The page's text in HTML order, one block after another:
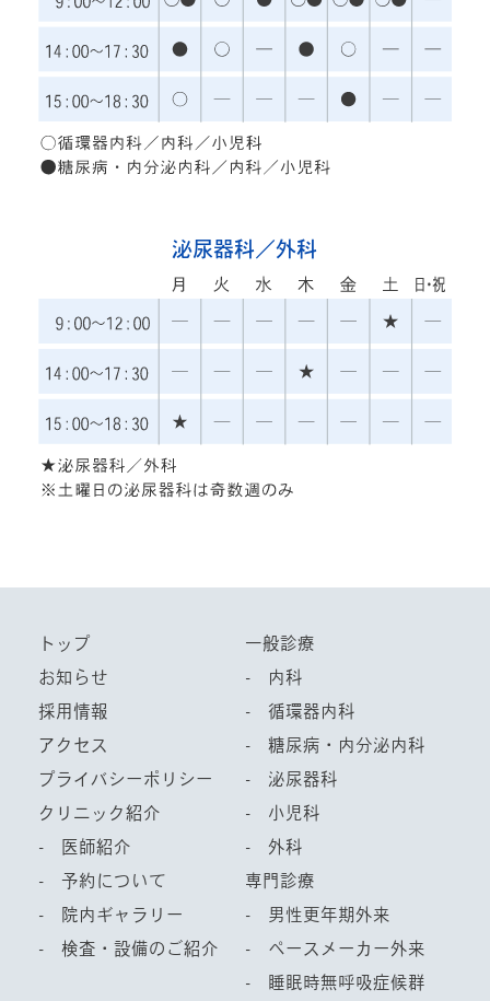
泌尿器科／外科
トップ
お知らせ
採用情報
アクセス
プライバシーポリシー
クリニック紹介
- 医師紹介
- 予約について
- 院内ギャラリー
- 検査・設備のご紹介
一般診療
- 内科
- 循環器内科
- 糖尿病・内分泌内科
- 泌尿器科
- 小児科
- 外科
専門診療
- 男性更年期外来
- ペースメーカー外来
- 睡眠時無呼吸症候群